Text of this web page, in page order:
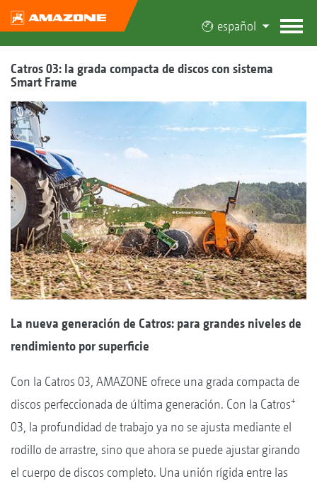
español
Catros 03: la grada compacta de discos con sistema
Smart Frame
La nueva generación de Catros: para grandes niveles de
rendimiento por superficie
Con la Catros 03, AMAZONE ofrece una grada compacta de
discos perfeccionada de última generación. Con la Catros+
03, la profundidad de trabajo ya no se ajusta mediante el
rodillo de arrastre, sino que ahora se puede ajustar girando
el cuerpo de discos completo. Una unión rígida entre las